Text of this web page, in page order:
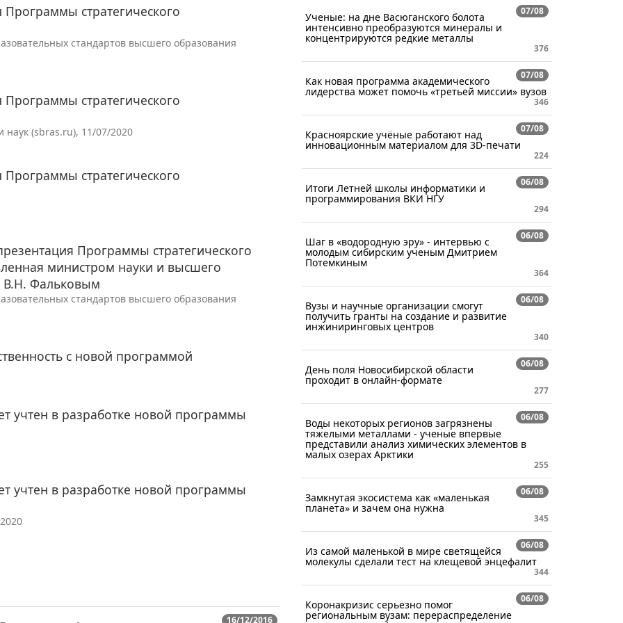
стратегического
стандартов высшего образования
стратегического
наук (sbras.ru), 11/07/2020
стратегического
Программы стратегического
министром науки и высшего
В.Н. Фальковым
стандартов высшего образования
с новой программой
учтен в разработке новой программы
учтен в разработке новой программы
16/12/2016
07/08
Ученые: на дне Васюганского болота
интенсивно преобразуются минералы и
концентрируются редкие металлы
376
07/08
Как новая программа академического
лидерства может помочь «третьей миссии» вузов
346
07/08
Красноярские учёные работают над
инновационным материалом для 3D-печати
224
06/08
Итоги Летней школы информатики и
программирования ВКИ НГУ
294
06/08
Шаг в «водородную эру» - интервью с
молодым сибирским ученым Дмитрием
Потемкиным
364
06/08
Вузы и научные организации смогут
получить гранты на создание и развитие
инжиниринговых центров
340
06/08
День поля Новосибирской области
проходит в онлайн-формате
277
06/08
Воды некоторых регионов загрязнены
тяжелыми металлами - ученые впервые
представили анализ химических элементов в
малых озерах Арктики
255
06/08
Замкнутая экосистема как «маленькая
планета» и зачем она нужна
345
06/08
Из самой маленькой в мире светящейся
молекулы сделали тест на клещевой энцефалит
344
06/08
Коронакризис серьезно помог
региональным вузам: перераспределение